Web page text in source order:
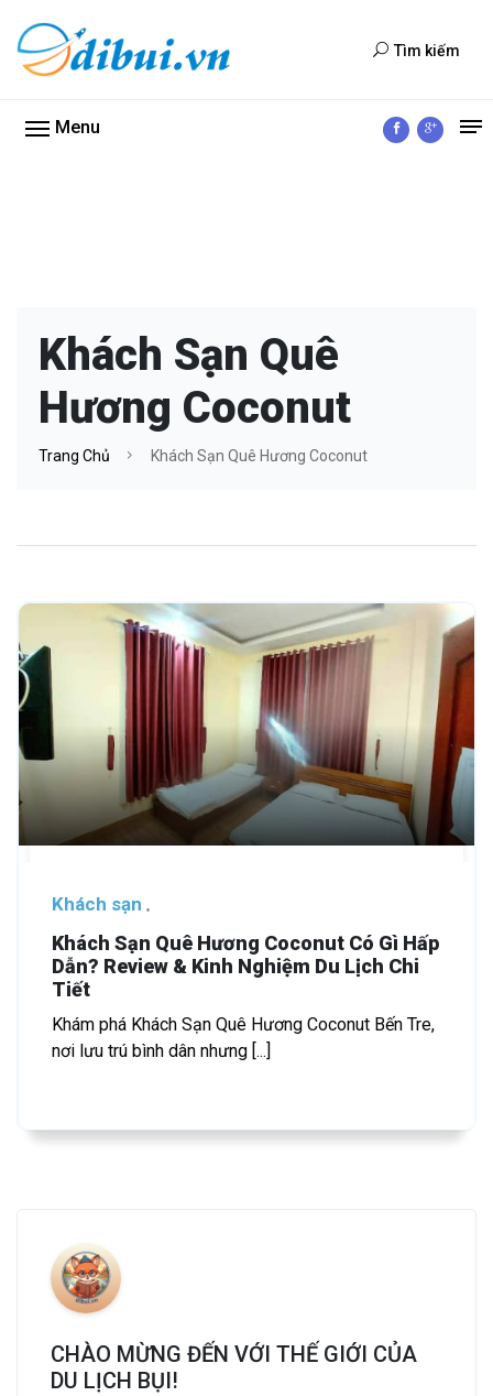
Tìm kiếm
Menu
Khách Sạn Quê
Hương Coconut
Trang Chủ Khách Sạn Quê Hương Coconut
Khách sạn
Khách Sạn Quê Hương Coconut Có Gì Hấp
Dẫn? Review & Kinh Nghiệm Du Lịch Chi
Tiết
Khám phá Khách Sạn Quê Hương Coconut Bến Tre,
nơi lưu trú bình dân nhưng [...]
CHÀO MỪNG ĐẾN VỚI THẾ GIỚI CỦA
DU LỊCH BỤI!